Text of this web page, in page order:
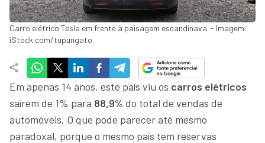
Carro elétrico Tesla em frente à paisagem escandinava. - Imagem:
iStock.com/tupungato
Em apenas 14 anos, este país viu os carros elétricos
saírem de 1% para 88,9% do total de vendas de
automóveis. O que pode parecer até mesmo
paradoxal, porque o mesmo país tem reservas